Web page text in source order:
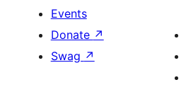
Events
Donate ↗
Swag ↗